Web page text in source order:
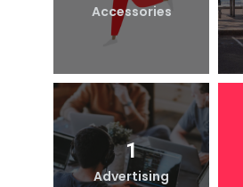
Accessories
1
Advertising